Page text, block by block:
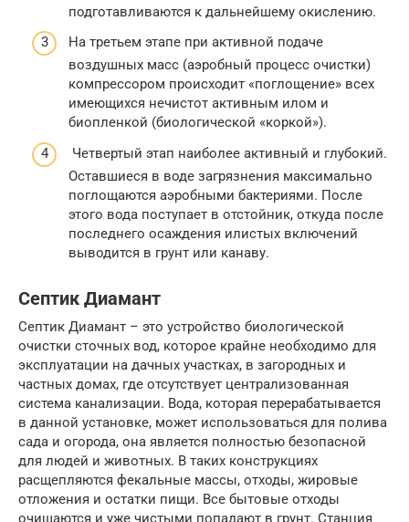
подготавливаются к дальнейшему окислению.
На третьем этапе при активной подаче
воздушных масс (аэробный процесс очистки)
компрессором происходит «поглощение» всех
имеющихся нечистот активным илом и
биопленкой (биологической «коркой»).
Четвертый этап наиболее активный и глубокий.
Оставшиеся в воде загрязнения максимально
поглощаются аэробными бактериями. После
этого вода поступает в отстойник, откуда после
последнего осаждения илистых включений
выводится в грунт или канаву.
Септик Диамант
Септик Диамант – это устройство биологической
очистки сточных вод, которое крайне необходимо для
эксплуатации на дачных участках, в загородных и
частных домах, где отсутствует централизованная
система канализации. Вода, которая перерабатывается
в данной установке, может использоваться для полива
сада и огорода, она является полностью безопасной
для людей и животных. В таких конструкциях
расщепляются фекальные массы, отходы, жировые
отложения и остатки пищи. Все бытовые отходы
очищаются и уже чистыми попадают в грунт. Станция